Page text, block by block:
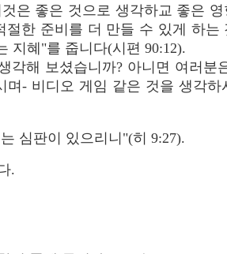
은 좋은 것으로 생각하교 좋은
한 준비를 더 만들 수 있게 하는
지혜"를 줍니다(시편 90:12).
각해 보셨습니까? 아니면 여러분
- 비디오 게임 같은 것을 생각하
심판이 있으리니"(히 9:27).
.